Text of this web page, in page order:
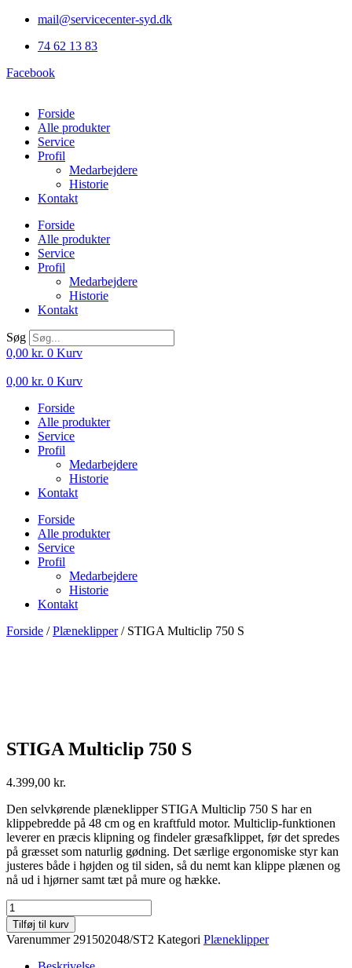
Videre
indhold
mail@servicecenter-syd.dk
74 62 13 83
Facebook
Forside
Alle produkter
Service
Profil
Medarbejdere
Historie
Kontakt
Forside
Alle produkter
Service
Profil
Medarbejdere
Historie
Kontakt
Søg
0,00 kr. 0 Kurv
0,00 kr. 0 Kurv
Forside
Alle produkter
Service
Profil
Medarbejdere
Historie
Kontakt
Forside
Alle produkter
Service
Profil
Medarbejdere
Historie
Kontakt
Forside /Plæneklipper/ STIGA Multiclip 750 S
STIGA Multiclip 750 S
4.399,00 kr.
Den selvkørende plæneklipper STIGA Multiclip 750 S har en
klippebredde på 48 cm og en kraftfuld motor. Multiclip-funktionen
leverer en præcis klipning og findeler græsafklippet, før det spredes
på græsset som naturlig gødning. Det særlige ergonomiske styr kan
justeres både i højden og til siden, så du nemt kan klippe plænen og
nå ud i hjørner samt tæt på mure og hække.
STIGA
Multiclip
750
S
antal
Tilføj til kurv
Varenummer 291502048/ST2 Kategori Plæneklipper